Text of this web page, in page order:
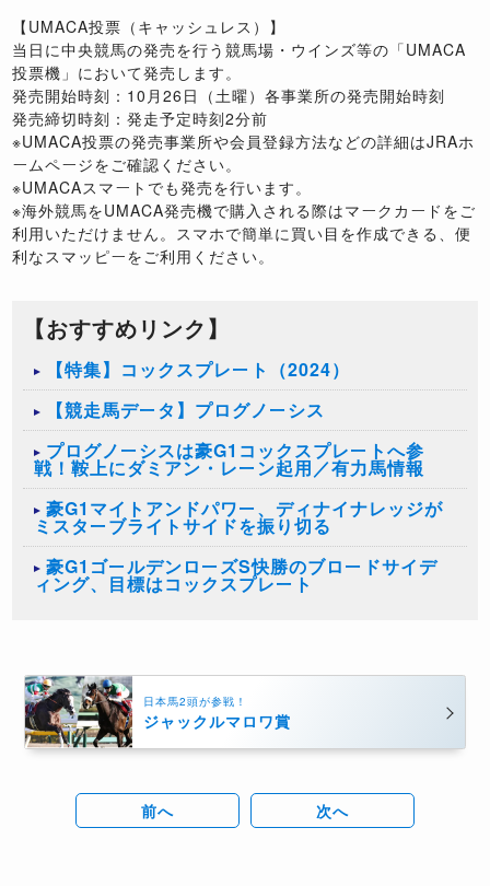
【UMACA投票（キャッシュレス）】
当日に中央競馬の発売を行う競馬場・ウインズ等の「UMACA
投票機」において発売します。
発売開始時刻：10月26日（土曜）各事業所の発売開始時刻
発売締切時刻：発走予定時刻2分前
※UMACA投票の発売事業所や会員登録方法などの詳細はJRAホ
ームページをご確認ください。
※UMACAスマートでも発売を行います。
※海外競馬をUMACA発売機で購入される際はマークカードをご
利用いただけません。スマホで簡単に買い目を作成できる、便
利なスマッピーをご利用ください。
【おすすめリンク】
【特集】コックスプレート（2024）
【競走馬データ】プログノーシス
プログノーシスは豪G1コックスプレートへ参
戦！鞍上にダミアン・レーン起用／有力馬情報
豪G1マイトアンドパワー、ディナイナレッジが
ミスターブライトサイドを振り切る
豪G1ゴールデンローズS快勝のブロードサイデ
ィング、目標はコックスプレート
日本馬2頭が参戦！
ジャックルマロワ賞
前へ 次へ